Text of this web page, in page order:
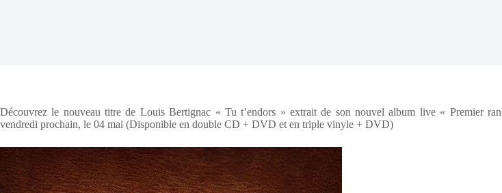
Découvrez le nouveau titre de Louis Bertignac « Tu t’endors » extrait de son nouvel album live « Premier
vendredi prochain, le 04 mai (Disponible en double CD + DVD et en triple vinyle + DVD)